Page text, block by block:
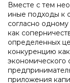
Вместе с тем
иные подходы к
согласно
как
определенных
конкуренцию
экономического
приложения